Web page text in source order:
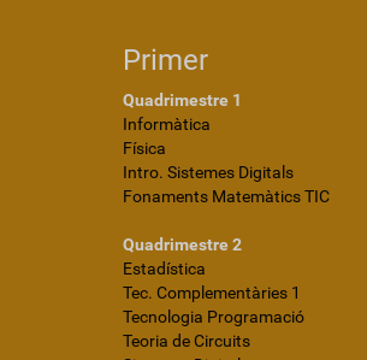
Primer
Quadrimestre 1
Informàtica
Física
Intro. Sistemes Digitals
Fonaments Matemàtics TIC
Quadrimestre 2
Estadística
Tec. Complementàries 1
Tecnologia Programació
Teoria de Circuits